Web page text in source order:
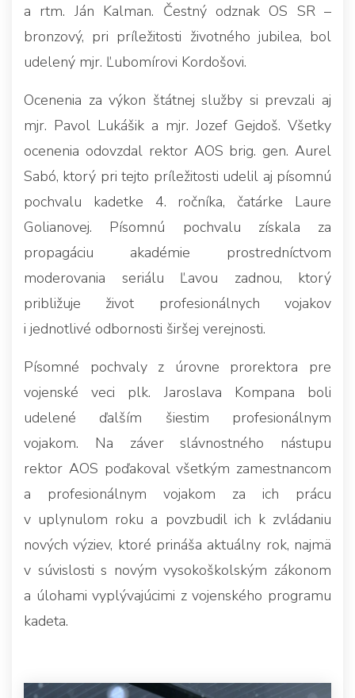
a rtm. Ján Kalman. Čestný odznak OS SR –
bronzový, pri príležitosti životného jubilea, bol
udelený mjr. Ľubomírovi Kordošovi.
Ocenenia za výkon štátnej služby si prevzali aj
mjr. Pavol Lukášik a mjr. Jozef Gejdoš. Všetky
ocenenia odovzdal rektor AOS brig. gen. Aurel
Sabó, ktorý pri tejto príležitosti udelil aj písomnú
pochvalu kadetke 4. ročníka, čatárke Laure
Golianovej. Písomnú pochvalu získala za
propagáciu akadémie prostredníctvom
moderovania seriálu Ľavou zadnou, ktorý
približuje život profesionálnych vojakov
i jednotlivé odbornosti širšej verejnosti.
Písomné pochvaly z úrovne prorektora pre
vojenské veci plk. Jaroslava Kompana boli
udelené ďalším šiestim profesionálnym
vojakom. Na záver slávnostného nástupu
rektor AOS poďakoval všetkým zamestnancom
a profesionálnym vojakom za ich prácu
v uplynulom roku a povzbudil ich k zvládaniu
nových výziev, ktoré prináša aktuálny rok, najmä
v súvislosti s novým vysokoškolským zákonom
a úlohami vyplývajúcimi z vojenského programu
kadeta.